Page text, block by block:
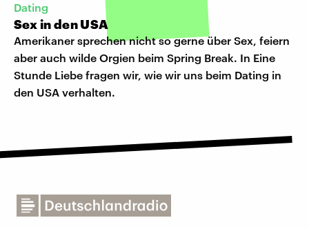
Dating
Sex in den USA
Amerikaner sprechen nicht so gerne über Sex, feiern
aber auch wilde Orgien beim Spring Break. In Eine
Stunde Liebe fragen wir, wie wir uns beim Dating in
den USA verhalten.